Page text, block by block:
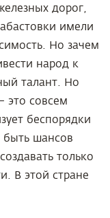
дорог,
имели
Но зачем
народ к
талант. Но
это совсем
беспорядки
быть шансов
только
В этой стране